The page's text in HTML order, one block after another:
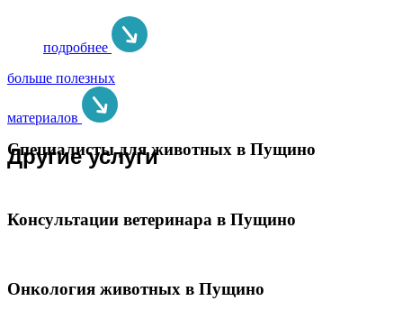
подробнее
больше полезных
материалов
Другие услуги
Специалисты для животных в Пущино
Консультации ветеринара в Пущино
Онкология животных в Пущино